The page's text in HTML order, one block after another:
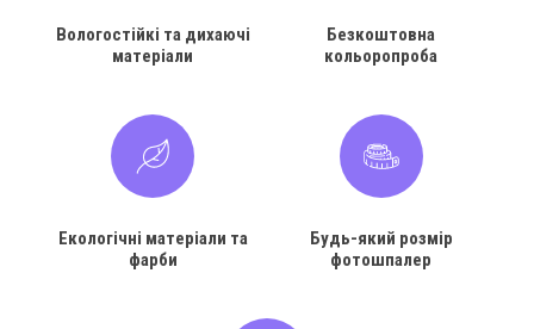
Вологостійкі та дихаючі
матеріали
Безкоштовна
кольоропроба
Екологічні матеріали та
фарби
Будь-який розмір
фотошпалер